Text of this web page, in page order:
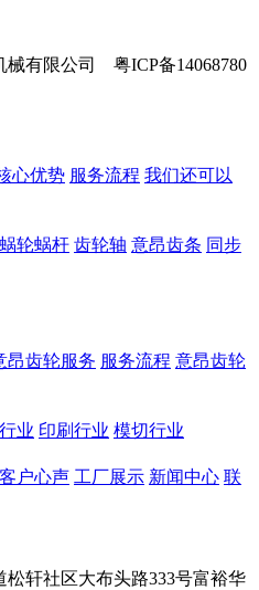
械有限公司 粤ICP备14068780
心优势 服务流程 我们还可以
蜗轮蜗杆 齿轮轴 意昂齿条 同步
昂齿轮服务 服务流程 意昂齿轮
业 印刷行业 模切行业
客户心声 工厂展示 新闻中心 联
轩社区大布头路333号富裕华